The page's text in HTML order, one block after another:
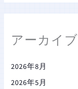
アーカイブ
2026年8月
2026年5月